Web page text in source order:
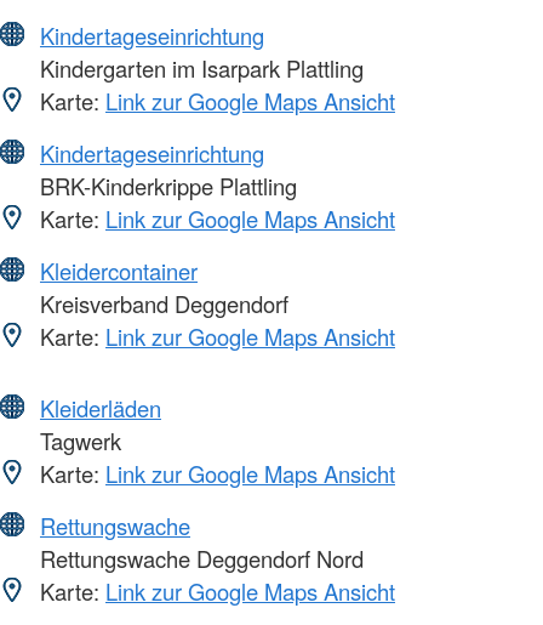
Kindertageseinrichtung
Kindergarten im Isarpark Plattling
Karte: Link zur Google Maps Ansicht
Kindertageseinrichtung
BRK-Kinderkrippe Plattling
Karte: Link zur Google Maps Ansicht
Kleidercontainer
Kreisverband Deggendorf
Karte: Link zur Google Maps Ansicht
Kleiderläden
Tagwerk
Karte: Link zur Google Maps Ansicht
Rettungswache
Rettungswache Deggendorf Nord
Karte: Link zur Google Maps Ansicht